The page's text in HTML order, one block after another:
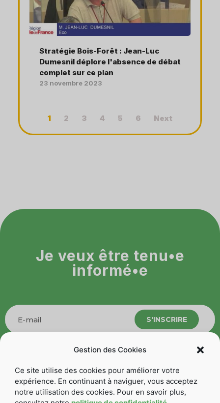
Gestion des Cookies
Ce site utilise des cookies pour améliorer votre
expérience. En continuant à naviguer, vous acceptez
notre utilisation des cookies. Pour en savoir plus,
Stratégie Bois-Forêt : Jean-Luc
Dumesnil déplore l'absence de débat
complet sur ce plan
23 novembre 2023
1 2 3 4 5 6 Next
Je veux être tenu•e
informé•e
S'INSCRIRE
Suivez-nous